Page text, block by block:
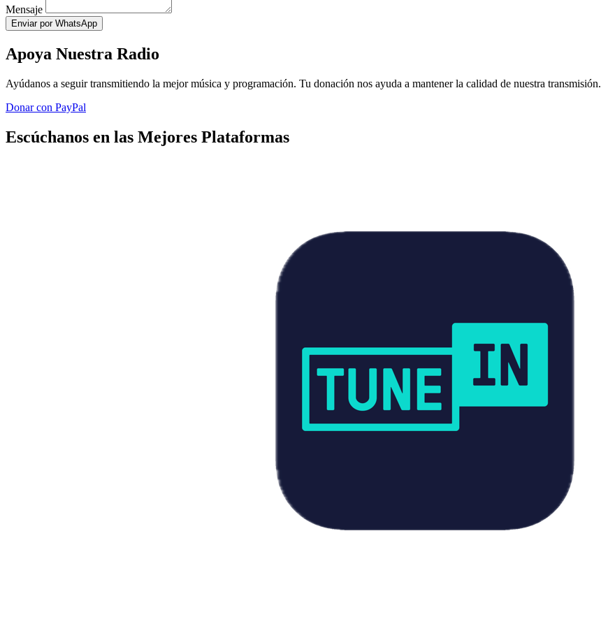
Mensaje
Enviar por WhatsApp
Apoya Nuestra Radio
Ayúdanos a seguir transmitiendo la mejor música y programación. Tu donación nos ayuda a mantener la calidad de nuestra transmisión.
Donar con PayPal
Escúchanos en las Mejores Plataformas